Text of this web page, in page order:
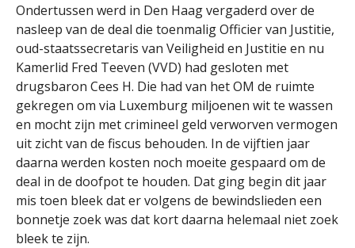
Ondertussen werd in Den Haag vergaderd over de
nasleep van de deal die toenmalig Officier van Justitie,
oud-staatssecretaris van Veiligheid en Justitie en nu
Kamerlid Fred Teeven (VVD) had gesloten met
drugsbaron Cees H. Die had van het OM de ruimte
gekregen om via Luxemburg miljoenen wit te wassen
en mocht zijn met crimineel geld verworven vermogen
uit zicht van de fiscus behouden. In de vijftien jaar
daarna werden kosten noch moeite gespaard om de
deal in de doofpot te houden. Dat ging begin dit jaar
mis toen bleek dat er volgens de bewindslieden een
bonnetje zoek was dat kort daarna helemaal niet zoek
bleek te zijn.